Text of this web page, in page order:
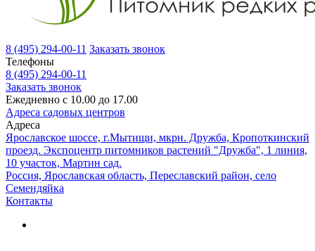
8 (495) 294-00-11 Заказать звонок
Телефоны
8 (495) 294-00-11
Заказать звонок
Ежедневно с 10.00 до 17.00
Адреса садовых центров
Адреса
Ярославское шоссе, г.Мытищи, мкрн. Дружба, Кропоткинский
проезд. Экспоцентр питомников растений "Дружба", 1 линия,
10 участок, Мартин сад.
Россия, Ярославская область, Переславский район, село
Семендяйка
Контакты